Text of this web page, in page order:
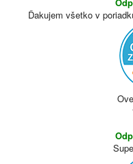
Ďakujem všetko v